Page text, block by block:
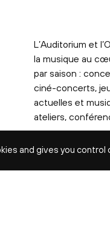
L’Auditorium et
la musique au
par saison :
ciné-concerts,
actuelles et
ateliers,
and gives you